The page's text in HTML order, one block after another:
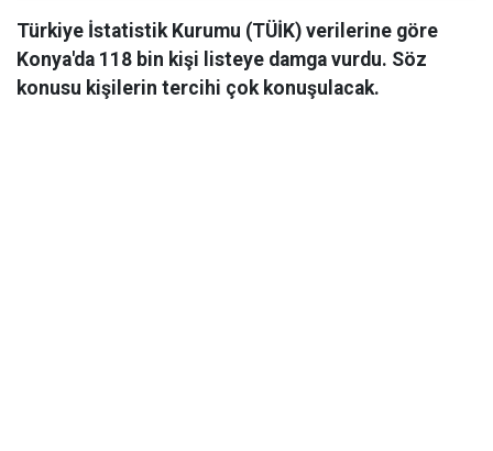
Türkiye İstatistik Kurumu (TÜİK) verilerine göre
Konya'da 118 bin kişi listeye damga vurdu. Söz
konusu kişilerin tercihi çok konuşulacak.